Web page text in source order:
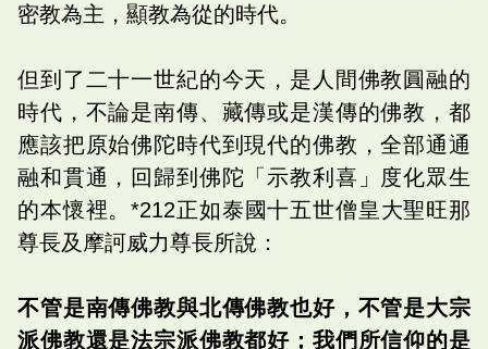
密教為主，顯教為從的時代。
但到了二十一世紀的今天，是人間佛教圓融的
時代，不論是南傳、藏傳或是漢傳的佛教，都
應該把原始佛陀時代到現代的佛教，全部通通
融和貫通，回歸到佛陀「示教利喜」度化眾生
的本懷裡。*212正如泰國十五世僧皇大聖旺那
尊長及摩訶威力尊長所說：
不管是南傳佛教與北傳佛教也好，不管是大宗
派佛教還是法宗派佛教都好；我們所信仰的是